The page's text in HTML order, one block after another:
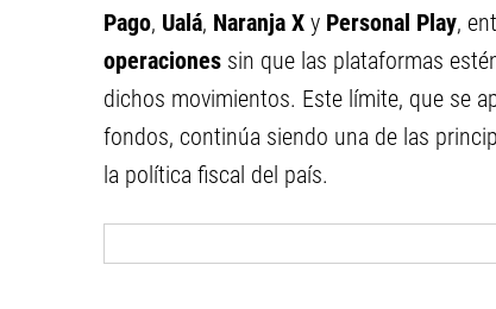
Pago, Ualá, Naranja X y Personal Play,
operaciones sin que las plataformas
dichos movimientos. Este límite, que se
fondos, continúa siendo una de las
la política fiscal del país.